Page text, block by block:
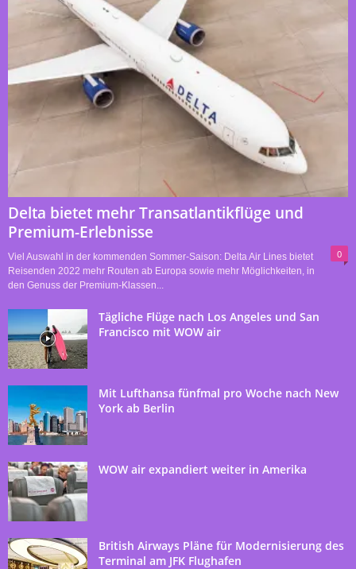
Delta bietet mehr Transatlantikflüge und
Premium-Erlebnisse
0
Viel Auswahl in der kommenden Sommer-Saison: Delta Air Lines bietet
Reisenden 2022 mehr Routen ab Europa sowie mehr Möglichkeiten, in
den Genuss der Premium-Klassen...
Tägliche Flüge nach Los Angeles und San
Francisco mit WOW air
Mit Lufthansa fünfmal pro Woche nach New
York ab Berlin
WOW air expandiert weiter in Amerika
British Airways Pläne für Modernisierung des
Terminal am JFK Flughafen